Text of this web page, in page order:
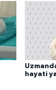
hayati